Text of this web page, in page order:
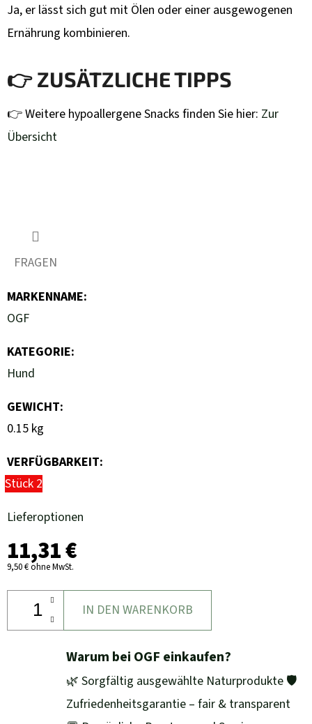
Ja, er lässt sich gut mit Ölen oder einer ausgewogenen
Ernährung kombinieren.
👉 ZUSÄTZLICHE TIPPS
👉 Weitere hypoallergene Snacks finden Sie hier: Zur
Übersicht
FRAGEN
MARKENNAME:
OGF
KATEGORIE:
Hund
GEWICHT:
0.15 kg
VERFÜGBARKEIT:
Stück 2
Lieferoptionen
11,31 €
9,50 € ohne MwSt.
IN DEN WARENKORB
Warum bei OGF einkaufen?
🌿 Sorgfältig ausgewählte Naturprodukte 🛡️
Zufriedenheitsgarantie – fair & transparent